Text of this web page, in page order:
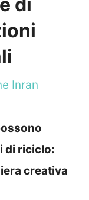
Inran
di riciclo:
creativa